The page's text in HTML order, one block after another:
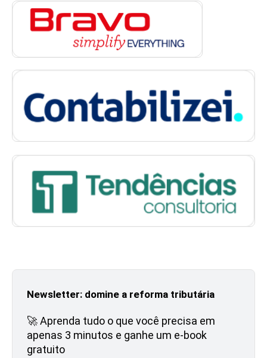
Newsletter: domine a reforma tributária
🚀 Aprenda tudo o que você precisa em
apenas 3 minutos e ganhe um e-book
gratuito